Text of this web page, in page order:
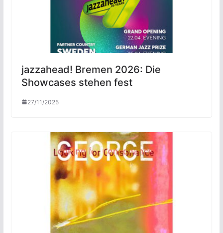
jazzahead! Bremen 2026: Die
Showcases stehen fest
27/11/2025